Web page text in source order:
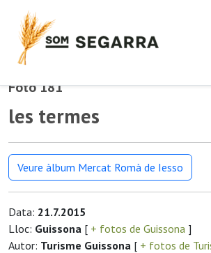
Foto 181
les termes
Veure àlbum Mercat Romà de Iesso
Data: 21.7.2015
Lloc: Guissona [ + fotos de Guissona ]
Autor: Turisme Guissona [ + fotos de